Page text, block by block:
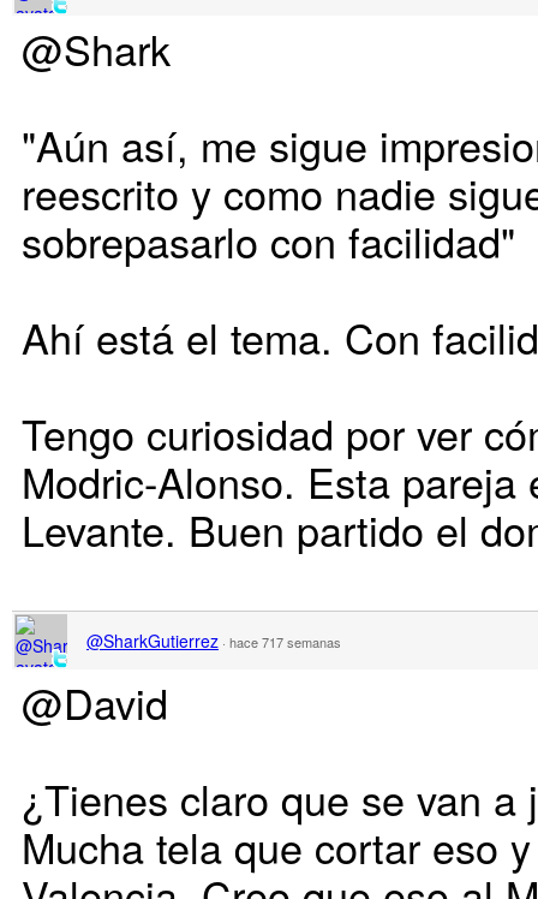
@Shark
"Aún así, me sigue
reescrito y como nadie
sobrepasarlo con facilidad"
Ahí está el tema. Con
Tengo curiosidad por ver
Modric-Alonso. Esta
Levante. Buen partido el
@SharkGutierrez · hace 717 semanas
@David
¿Tienes claro que se van a
Mucha tela que cortar eso